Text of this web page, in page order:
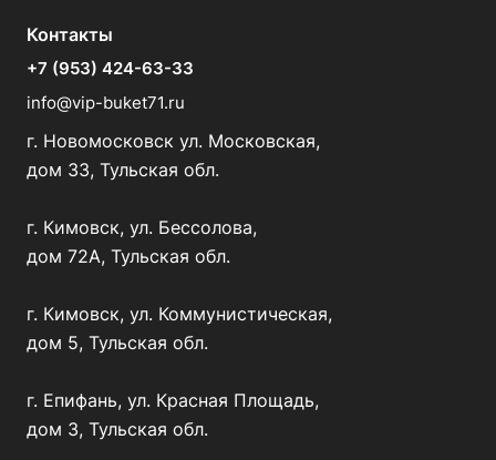
Контакты
+7 (953) 424-63-33
info@vip-buket71.ru
г. Новомосковск ул. Московская,
дом 33, Тульская обл.
г. Кимовск, ул. Бессолова,
дом 72А, Тульская обл.
г. Кимовск, ул. Коммунистическая,
дом 5, Тульская обл.
г. Епифань, ул. Красная Площадь,
дом 3, Тульская обл.